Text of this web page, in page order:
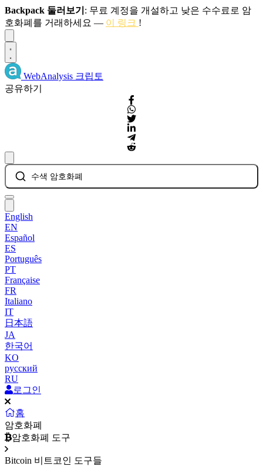
Backpack 둘러보기 : 무료 계정을 개설하고 낮은 수수료로 암
호화폐를 거래하세요 — 이 링크 !
WebAnalysis 크립토
공유하기
수색 암호화폐
English
EN
Español
ES
Português
PT
Française
FR
Italiano
IT
日本語
JA
한국어
KO
русский
RU
로그인
홈
암호화폐
암호화폐 도구
Bitcoin 비트코인 도구들